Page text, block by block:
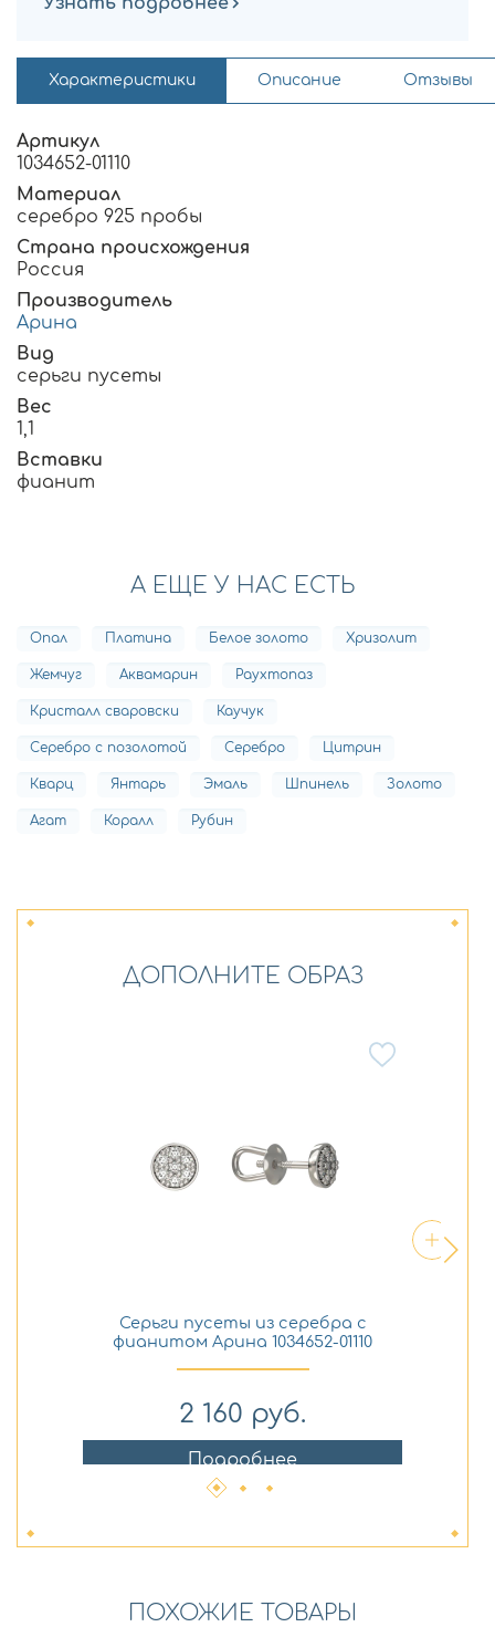
Характеристики Описание Отзывы
Артикул
1034652-01110
Материал
серебро 925 пробы
Страна происхождения
Россия
Производитель
Арина
Вид
серьги пусеты
Вес
1,1
Вставки
фианит
А ЕЩЕ У НАС ЕСТЬ
Опал Платина Белое золото Хризолит
Жемчуг Аквамарин Раухтопаз
Кристалл сваровски Каучук
Серебро с позолотой Серебро Цитрин
Кварц Янтарь Эмаль Шпинель Золото
Агат Коралл Рубин
ДОПОЛНИТЕ ОБРАЗ
Серьги пусеты из серебра с
фианитом Арина 1034652-01110
2 160 руб.
Подробнее
ПОХОЖИЕ ТОВАРЫ